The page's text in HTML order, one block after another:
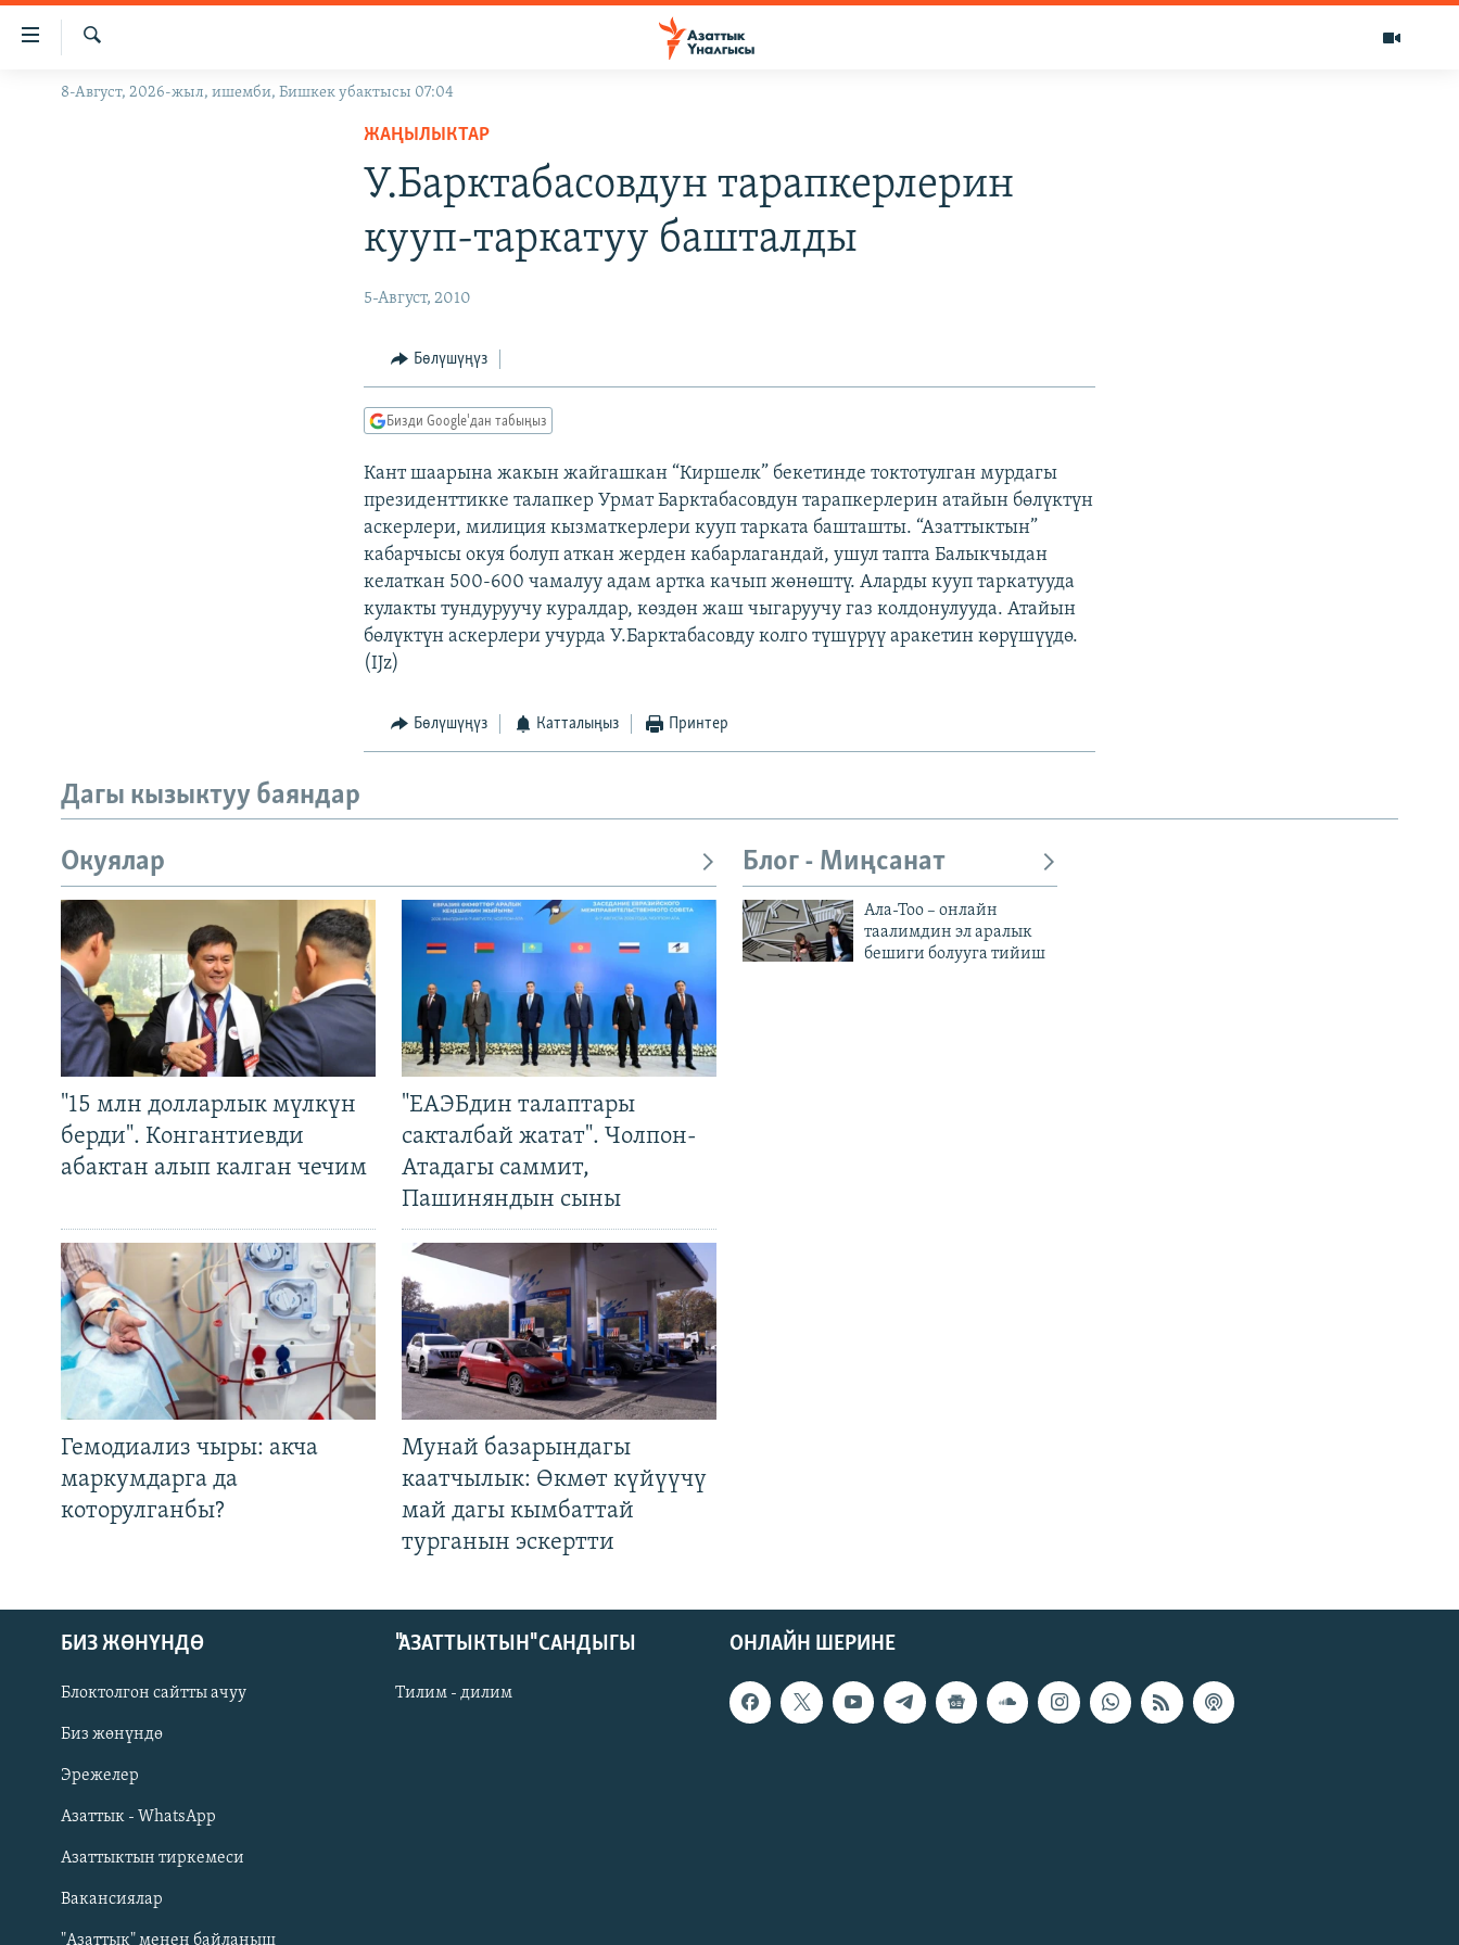
Линктер
Мазмунга
Навигацияга
ЖАҢЫЛЫКТАР
Русский
ОНЛАЙН ШЕРИНЕ
Издөө
8-Август, 2026-жыл, ишемби, Бишкек убактысы 07:04
ЖАҢЫЛЫКТАР
У.Барктабасовдун тарапкерлерин
кууп-таркатуу башталды
5-Август, 2010
Бөлүшүңүз
Бизди Google'дан табыңыз
Кант шаарына жакын жайгашкан “Киршелк” бекетинде токтотулган мурдагы
президенттикке талапкер Урмат Барктабасовдун тарапкерлерин атайын бөлүктүн
аскерлери, милиция кызматкерлери кууп тарката башташты. “Азаттыктын”
кабарчысы окуя болуп аткан жерден кабарлагандай, ушул тапта Балыкчыдан
келаткан 500-600 чамалуу адам артка качып жөнөштү. Аларды кууп таркатууда
кулакты тундуруучу куралдар, көздөн жаш чыгаруучу газ колдонулууда. Атайын
бөлүктүн аскерлери учурда У.Барктабасовду колго түшүрүү аракетин көрүшүүдө.
(IJz)
Бөлүшүңүз Катталыңыз Принтер
Дагы кызыктуу баяндар
Окуялар
"15 млн долларлык мүлкүн
берди". Конгантиевди
абактан алып калган чечим
"ЕАЭБдин талаптары
сакталбай жатат". Чолпон-
Атадагы саммит,
Пашиняндын сыны
Гемодиализ чыры: акча
маркумдарга да
которулганбы?
Мунай базарындагы
каатчылык: Өкмөт күйүүчү
май дагы кымбаттай
турганын эскертти
Блог - Миңсанат
Ала-Тоо – онлайн
таалимдин эл аралык
бешиги болууга тийиш
ОНЛАЙН ШЕРИНЕ
БИЗ ЖӨНҮНДӨ
Блоктолгон сайтты ачуу
Биз жөнүндө
Эрежелер
Азаттык - WhatsApp
Азаттыктын тиркемеси
Вакансиялар
"Азаттык" менен байланыш
"АЗАТТЫКТЫН" САНДЫГЫ
Тилим - дилим